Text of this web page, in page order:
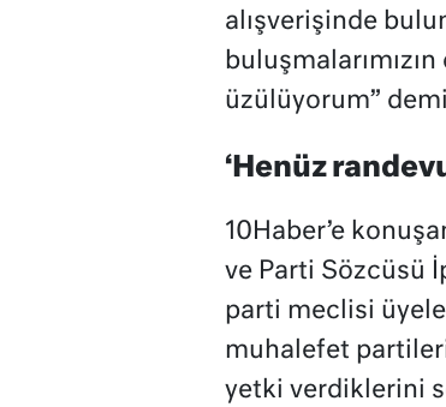
alışverişinde
üzülüyorum”
‘Henüz
10Haber’e
ve Parti Sözcüsü
parti meclisi
muhalefet
yetki verdiklerini